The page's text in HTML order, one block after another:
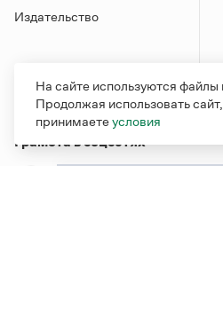
Издательство
Грамота в соцсетях
На сайте используются файлы
Продолжая использовать
принимаетеусловия